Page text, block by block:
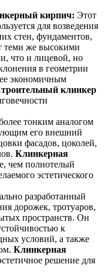
кирпич: Этот
для возведения
стен, фундаментов,
теми же высокими
что и лицевой, но
в геометрии
экономичным
клинкер
тонким аналогом
его внешний
фасадов, цоколей,
Клинкерная
чем полнотелый
эстетического
разработанный
дорожек, тротуаров,
пространств. Он
к
условий, а также
Клинкерная
решение для